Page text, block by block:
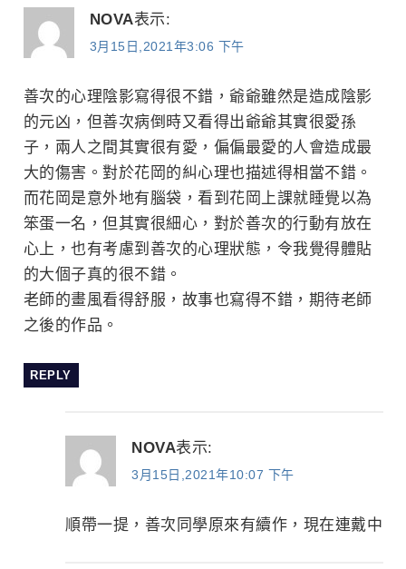
NOVA表示:
3月15日,2021年3:06 下午
善次的心理陰影寫得很不錯，爺爺雖然是造成陰影
的元凶，但善次病倒時又看得出爺爺其實很愛孫
子，兩人之間其實很有愛，偏偏最愛的人會造成最
大的傷害。對於花岡的糾心理也描述得相當不錯。
而花岡是意外地有腦袋，看到花岡上課就睡覺以為
笨蛋一名，但其實很細心，對於善次的行動有放在
心上，也有考慮到善次的心理狀態，令我覺得體貼
的大個子真的很不錯。
老師的畫風看得舒服，故事也寫得不錯，期待老師
之後的作品。
REPLY
NOVA表示:
3月15日,2021年10:07 下午
順帶一提，善次同學原來有續作，現在連戴中